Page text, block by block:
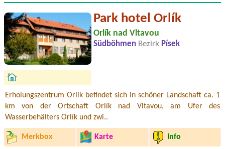
Park hotel Orlík
Orlík nad Vltavou
Südböhmen Bezirk Písek
Erholungszentrum Orlík befindet sich in schöner Landschaft ca. 1
km von der Ortschaft Orlík nad Vltavou, am Ufer des
Wasserbehälters Orlík und zwi..
Merkbox Karte Info